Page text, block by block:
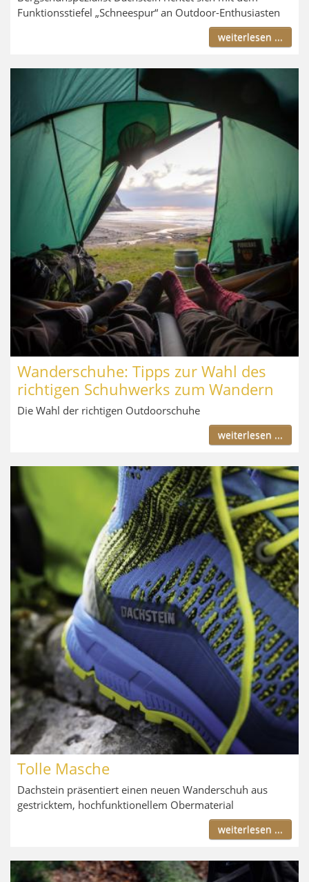
Funktionsstiefel „Schneespur“ an Outdoor-Enthusiasten
weiterlesen ...
Wanderschuhe: Tipps zur Wahl des
richtigen Schuhwerks zum Wandern
Die Wahl der richtigen Outdoorschuhe
weiterlesen ...
Tolle Masche
Dachstein präsentiert einen neuen Wanderschuh aus
gestricktem, hochfunktionellem Obermaterial
weiterlesen ...